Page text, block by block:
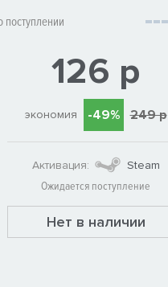
126 р
экономия -49% 249 р
Активация:
Steam
Ожидается поступление
Нет в наличии